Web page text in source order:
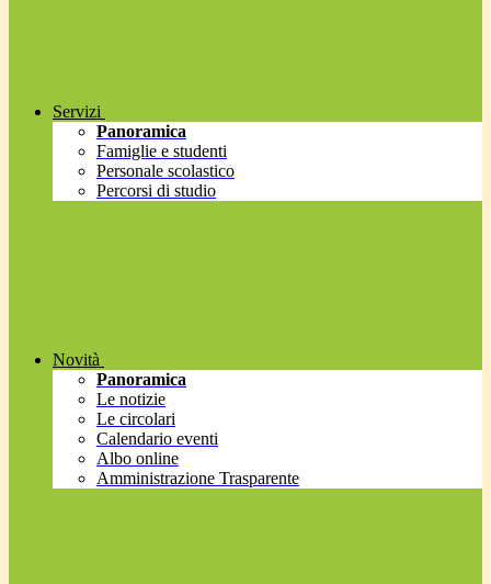
Servizi
Panoramica
Famiglie e studenti
Personale scolastico
Percorsi di studio
Novità
Panoramica
Le notizie
Le circolari
Calendario eventi
Albo online
Amministrazione Trasparente